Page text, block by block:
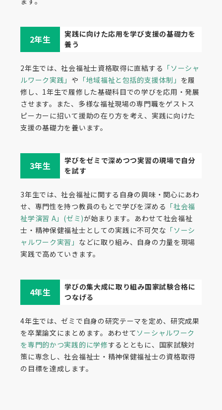
2年生
実践に向けた応用を学び支援の基礎力を
養う
2年生では、社会福祉士資格取得に直結する 「ソーシャ
ルワーク実践」 や 「地域福祉と包括的支援体制」 を履
修し、1年生で履修した基礎科目での学びを応用・発展
させます。また、多様な福祉現場の専門職をゲストス
ピーカーに招いて援助の在り方を考え、実践に向けた
支援の基礎力を養います。
3年生
学びをゼミで深めつつ実習の現場で自分
を試す
3年生では、社会福祉に関する自身の興味・関心にあわ
せ、専門性を持つ教員のもとで学びを深める 「社会福
祉学演習 A」(ゼミ)が始まります。あわせて社会福祉
士・精神保健福祉士としての実践に不可欠な 「ソーシ
ャルワーク実習」 などに取り組み、自身の力量を現場
実践で高めていきます。
4年生
学びの集大成に取り組み国家試験合格に
つなげる
4年生では、ゼミで自身の研究テーマを定め、研究成果
を卒業論文にまとめます。あわせて ソーシャルワーク
を専門的かつ実践的に学修するとともに、国家試験対
策に専念し、社会福祉士・精神保健福祉士の資格取得
の目標を達成します。